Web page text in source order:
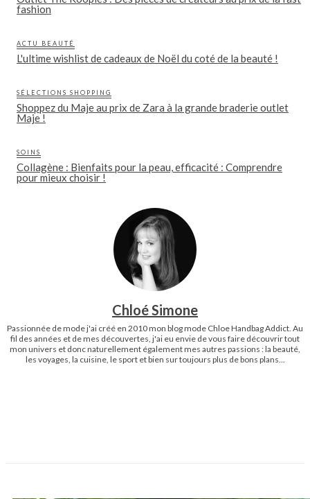
fashion
ACTU BEAUTÉ
L'ultime wishlist de cadeaux de Noël du coté de la beauté !
SÉLECTIONS SHOPPING
Shoppez du Maje au prix de Zara à la grande braderie outlet
Maje !
SOINS
Collagène : Bienfaits pour la peau, efficacité : Comprendre
pour mieux choisir !
Chloé Simone
Passionnée de mode j'ai créé en 2010 mon blog mode Chloe Handbag Addict. Au
fil des années et de mes découvertes, j'ai eu envie de vous faire découvrir tout
mon univers et donc naturellement également mes autres passions : la beauté,
les voyages, la cuisine, le sport et bien sur toujours plus de bons plans...